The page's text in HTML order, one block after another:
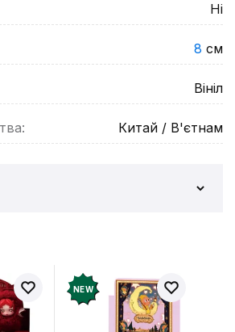
Ні
8 см
Вініл
Китай / В'єтнам
і отримайте 50 грн на свій
рахунок
NEW